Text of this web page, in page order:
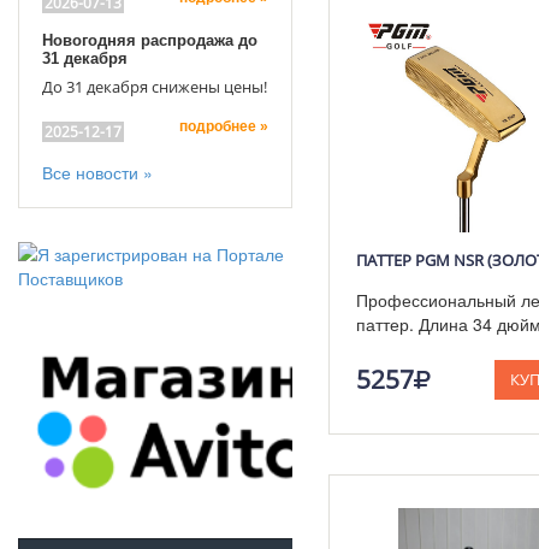
Новогодняя распродажа до
31 декабря
До 31 декабря снижены цены!
2025-12-17 подробнее »
Все новости »
Профессиональный
паттер. Длина 34
5257